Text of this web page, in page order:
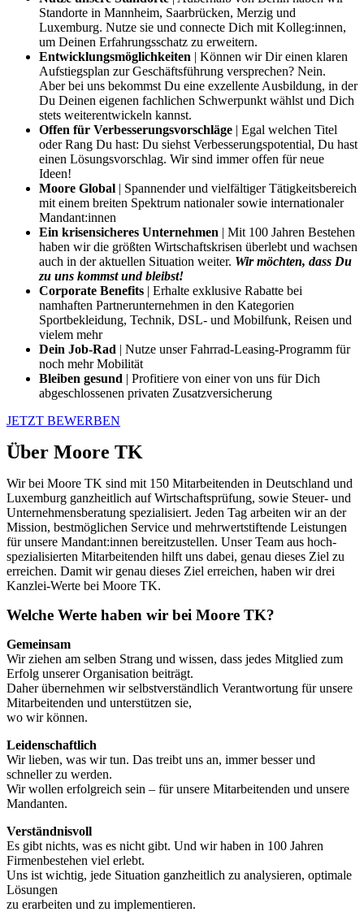
Standorte in Mannheim, Saarbrücken, Merzig und
Luxemburg. Nutze sie und connecte Dich mit Kolleg:innen,
um Deinen Erfahrungsschatz zu erweitern.
Entwicklungsmöglichkeiten | Können wir Dir einen klaren
Aufstiegsplan zur Geschäftsführung versprechen? Nein.
Aber bei uns bekommst Du eine exzellente Ausbildung, in der
Du Deinen eigenen fachlichen Schwerpunkt wählst und Dich
stets weiterentwickeln kannst.
Offen für Verbesserungsvorschläge | Egal welchen Titel
oder Rang Du hast: Du siehst Verbesserungspotential, Du hast
einen Lösungsvorschlag. Wir sind immer offen für neue
Ideen!
Moore Global | Spannender und vielfältiger Tätigkeitsbereich
mit einem breiten Spektrum nationaler sowie internationaler
Mandant:innen
Ein krisensicheres Unternehmen | Mit 100 Jahren Bestehen
haben wir die größten Wirtschaftskrisen überlebt und wachsen
auch in der aktuellen Situation weiter. Wir möchten, dass Du
zu uns kommst und bleibst!
Corporate Benefits | Erhalte exklusive Rabatte bei
namhaften Partnerunternehmen in den Kategorien
Sportbekleidung, Technik, DSL- und Mobilfunk, Reisen und
vielem mehr
Dein Job-Rad | Nutze unser Fahrrad-Leasing-Programm für
noch mehr Mobilität
Bleiben gesund | Profitiere von einer von uns für Dich
abgeschlossenen privaten Zusatzversicherung
JETZT BEWERBEN
Über Moore TK
Wir bei Moore TK sind mit 150 Mitarbeitenden in Deutschland und
Luxemburg ganzheitlich auf Wirtschaftsprüfung, sowie Steuer- und
Unternehmensberatung spezialisiert. Jeden Tag arbeiten wir an der
Mission, bestmöglichen Service und mehrwertstiftende Leistungen
für unsere Mandant:innen bereitzustellen. Unser Team aus hoch-
spezialisierten Mitarbeitenden hilft uns dabei, genau dieses Ziel zu
erreichen. Damit wir genau dieses Ziel erreichen, haben wir drei
Kanzlei-Werte bei Moore TK.
Welche Werte haben wir bei Moore TK?
Gemeinsam
Wir ziehen am selben Strang und wissen, dass jedes Mitglied zum
Erfolg unserer Organisation beiträgt.
Daher übernehmen wir selbstverständlich Verantwortung für unsere
Mitarbeitenden und unterstützen sie,
wo wir können.
Leidenschaftlich
Wir lieben, was wir tun. Das treibt uns an, immer besser und
schneller zu werden.
Wir wollen erfolgreich sein – für unsere Mitarbeitenden und unsere
Mandanten.
Verständnisvoll
Es gibt nichts, was es nicht gibt. Und wir haben in 100 Jahren
Firmenbestehen viel erlebt.
Uns ist wichtig, jede Situation ganzheitlich zu analysieren, optimale
Lösungen
zu erarbeiten und zu implementieren.